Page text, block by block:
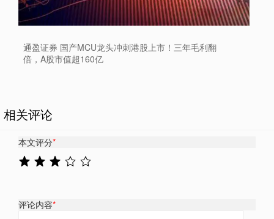
通盈证券 国产MCU龙头冲刺港股上市！三年毛利翻
倍，A股市值超160亿
相关评论
本文评分*
评论内容*